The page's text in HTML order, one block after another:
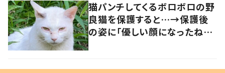
猫パンチしてくるボロボロの野
良猫を保護すると…→保護後
の姿に「優しい顔になったね！」